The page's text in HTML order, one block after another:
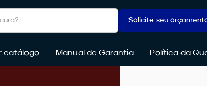
Solicite seu
catálogo Manual de Garantia Política da